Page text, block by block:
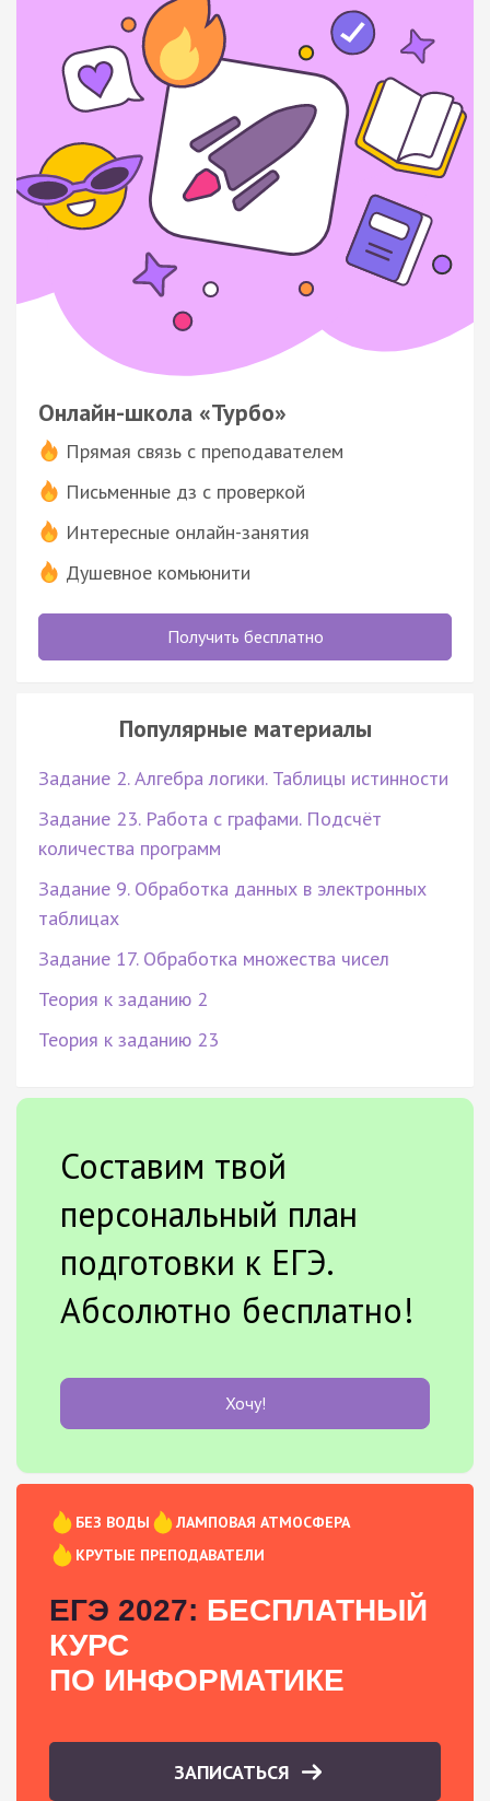
Онлайн-школа «Турбо»
Прямая связь с преподавателем
Письменные дз с проверкой
Интересные онлайн-занятия
Душевное комьюнити
Получить бесплатно
Популярные материалы
Задание 2. Алгебра логики. Таблицы истинности
Задание 23. Работа с графами. Подсчёт
количества программ
Задание 9. Обработка данных в электронных
таблицах
Задание 17. Обработка множества чисел
Теория к заданию 2
Теория к заданию 23
Составим твой
персональный план
подготовки к ЕГЭ.
Абсолютно бесплатно!
Хочу!
БЕЗ ВОДЫ
ЛАМПОВАЯ АТМОСФЕРА
КРУТЫЕ ПРЕПОДАВАТЕЛИ
ЕГЭ 2027: БЕСПЛАТНЫЙ
КУРС
ПО ИНФОРМАТИКЕ
ЗАПИСАТЬСЯ